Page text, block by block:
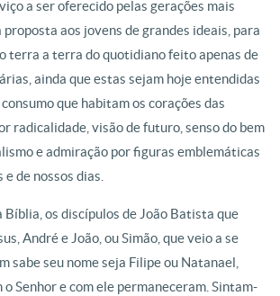
a ser oferecido pelas gerações mais
proposta aos jovens de grandes ideais, para
terra a terra do quotidiano feito apenas de
ainda que estas sejam hoje entendidas
que habitam os corações das
radicalidade, visão de futuro, senso do bem
e admiração por figuras emblemáticas
de nossos dias.
Bíblia, os discípulos de João Batista que
André e João, ou Simão, que veio a se
sabe seu nome seja Filipe ou Natanael,
Senhor e com ele permaneceram. Sintam-